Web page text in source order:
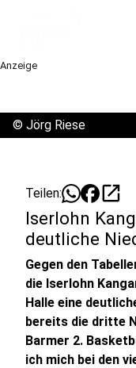
Anzeige
© Jörg Riese
Teilen: open_in_new
Iserlohn
deutliche
Gegen den
die Iserlohn
Halle eine
bereits die dritte
Barmer 2.
ich mich bei den